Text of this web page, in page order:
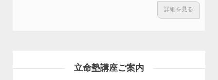
詳細を見る
立命塾講座ご案内